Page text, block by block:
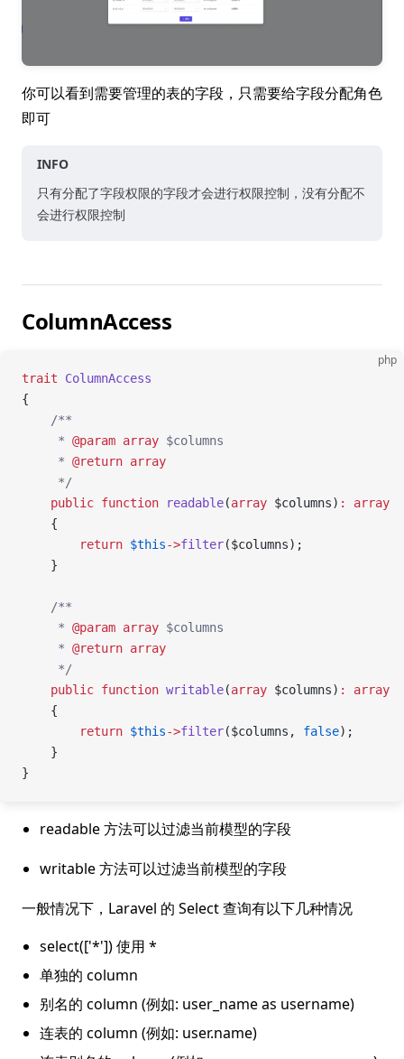
你可以看到需要管理的表的字段，只需要给字段分配角色
即可
INFO
只有分配了字段权限的字段才会进行权限控制，没有分配不
会进行权限控制
ColumnAccess
php
trait ColumnAccess
{
    /**
     *
@param array $columns
     *
@return array
     */
    public
function readable(array $columns) :
array
    {
        return
$this->filter($columns);
    }
    /**
     *
@param array $columns
     *
@return array
     */
    public
function writable(array $columns) :
array
    {
        return
$this->filter($columns, false);
    }
}
readable 方法可以过滤当前模型的字段
writable 方法可以过滤当前模型的字段
一般情况下，Laravel 的 Select 查询有以下几种情况
select(['*']) 使用 *
单独的 column
别名的 column (例如: user_name as username)
连表的 column (例如: user.name)